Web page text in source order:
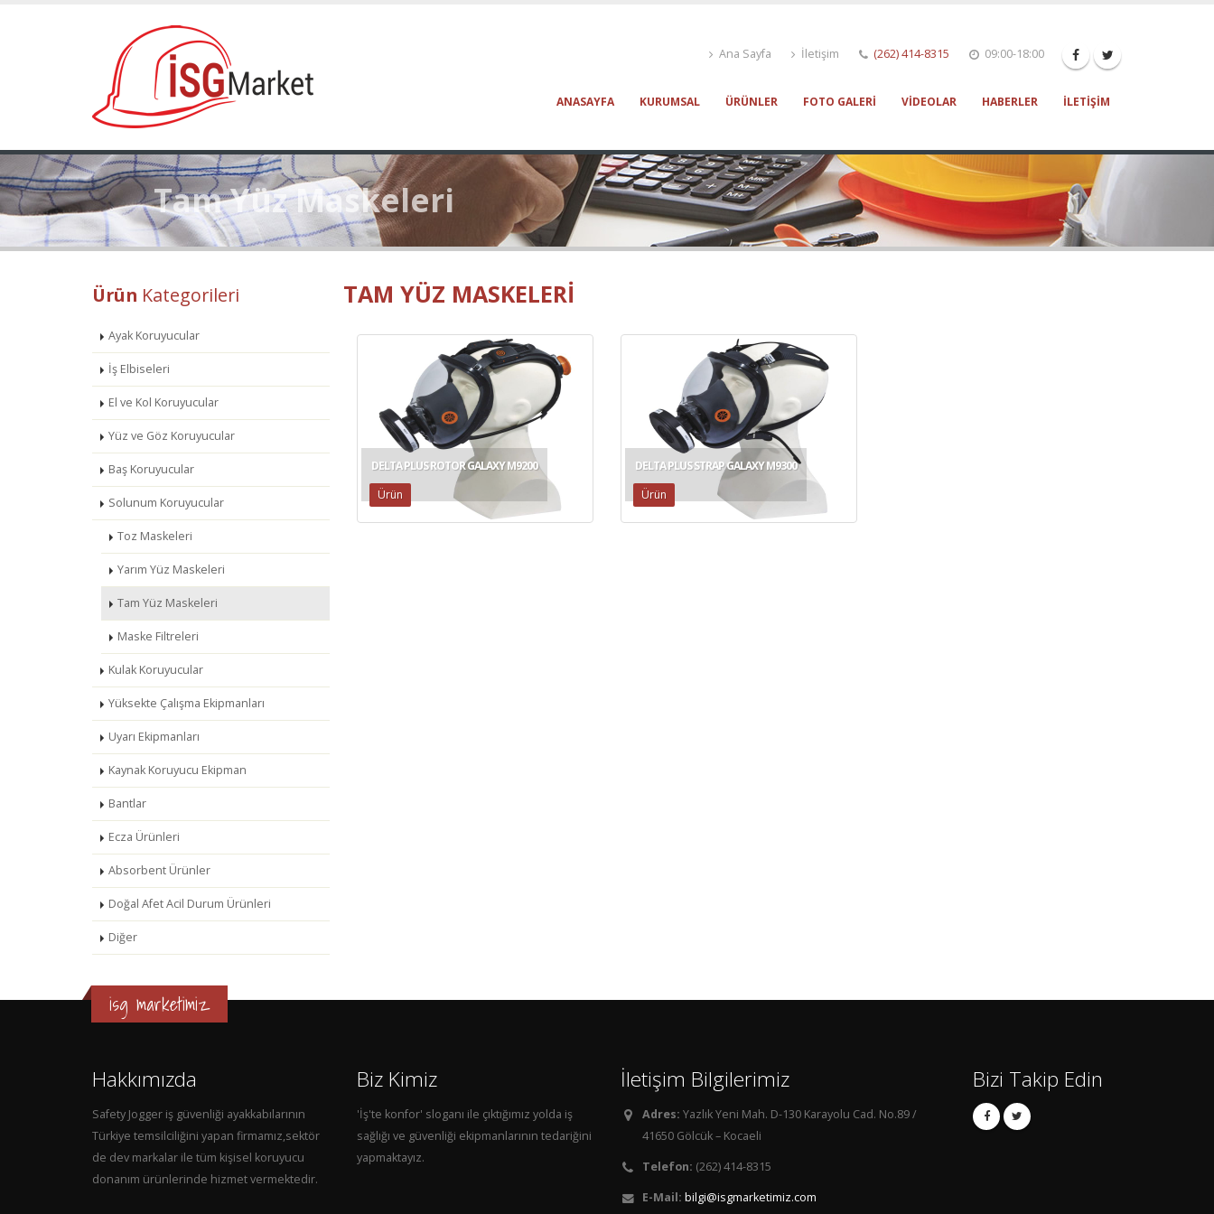
Ana Sayfa İletişim (262) 414-8315 09:00-18:00
ANASAYFA KURUMSAL ÜRÜNLER FOTO GALERI VIDEOLAR HABERLER İLETIŞIM
Tam Yüz Maskeleri
Ürün Kategorileri
Ayak Koruyucular
İş Elbiseleri
El ve Kol Koruyucular
Yüz ve Göz Koruyucular
Baş Koruyucular
Solunum Koruyucular
Toz Maskeleri
Yarım Yüz Maskeleri
Tam Yüz Maskeleri
Maske Filtreleri
Kulak Koruyucular
Yüksekte Çalışma Ekipmanları
Uyarı Ekipmanları
Kaynak Koruyucu Ekipman
Bantlar
Ecza Ürünleri
Absorbent Ürünler
Doğal Afet Acil Durum Ürünleri
Diğer
TAM YÜZ MASKELERI
DELTA PLUS ROTOR GALAXY M9200
Ürün
DELTA PLUS STRAP GALAXY M9300
Ürün
isg marketimiz
Hakkımızda
Safety Jogger iş güvenliği ayakkabılarının
Türkiye temsilciliğini yapan firmamız,sektör
de dev markalar ile tüm kişisel koruyucu
donanım ürünlerinde hizmet vermektedir.
Biz Kimiz
'İş'te konfor' sloganı ile çıktığımız yolda iş
sağlığı ve güvenliği ekipmanlarının tedariğini
yapmaktayız.
İletişim Bilgilerimiz
Adres: Yazlık Yeni Mah. D-130 Karayolu Cad. No.89 /
41650 Gölcük – Kocaeli
Telefon: (262) 414-8315
E-Mail: bilgi@isgmarketimiz.com
Bizi Takip Edin